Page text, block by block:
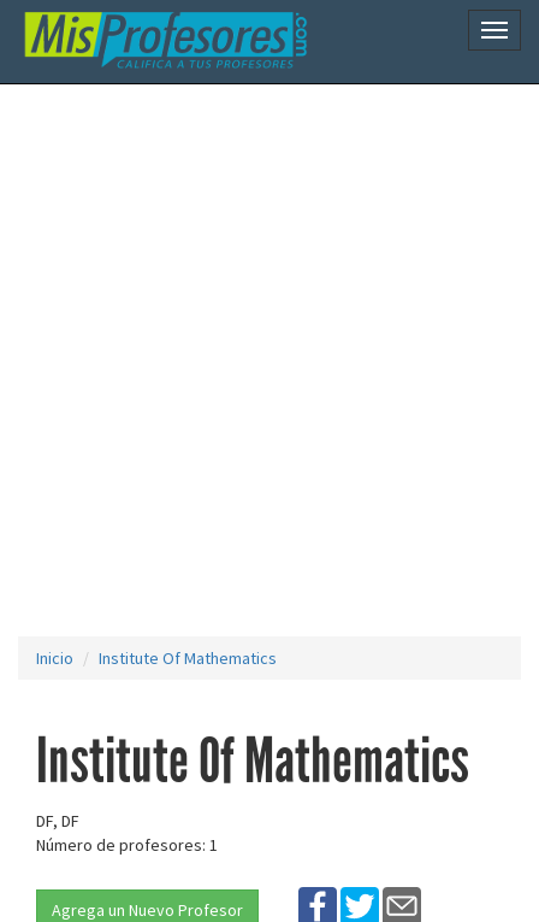
Inicio Institute Of Mathematics
Institute Of Mathematics
DF, DF
Número de profesores: 1
Agrega un Nuevo Profesor